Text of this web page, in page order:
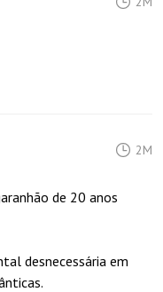
2M
de 20 anos
desnecessária em